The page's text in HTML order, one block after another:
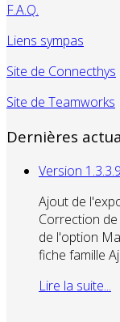
F.A.Q.
Liens sympas
Site de Connecthys
Site de Teamworks
Dernières
Version 1.3.3.9
Ajout de
Correction
de l'option
fiche famille
Lire la suite...